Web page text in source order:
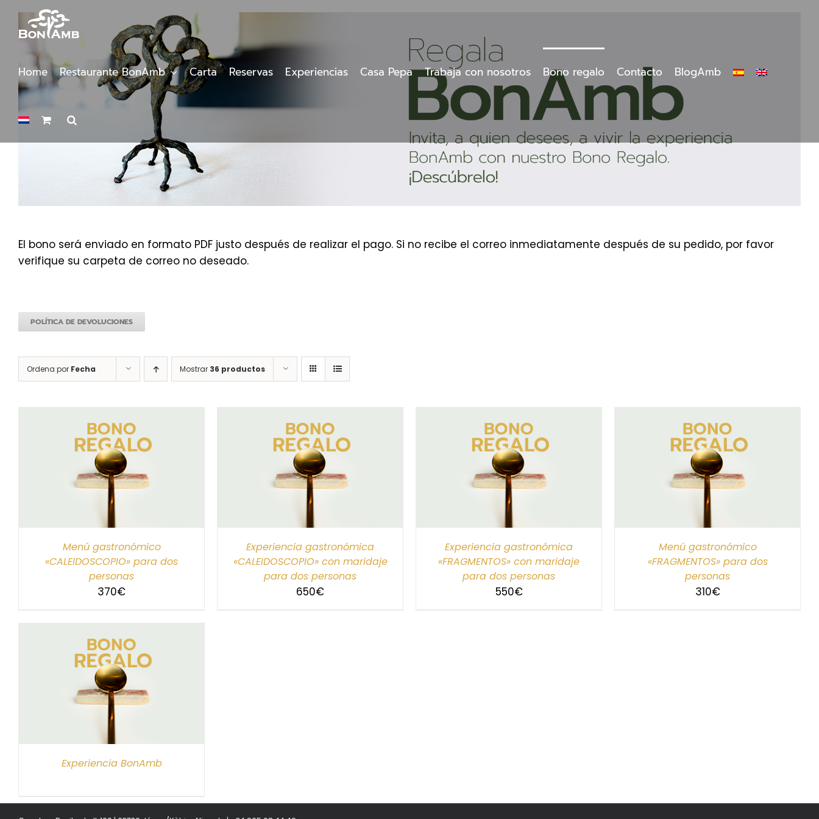
contenido
Home Restaurante BonAmb Carta Reservas Experiencias Casa Pepa Trabaja con nosotros Bono regalo Contacto BlogAmb
El bono será enviado en formato PDF justo después de realizar el pago. Si no recibe el correo inmediatamente después de su pedido, por favor
verifique su carpeta de correo no deseado.
POLÍTICA DE DEVOLUCIONES
Ordena por Fecha Mostrar 36 productos
Menú gastronómico
«CALEIDOSCOPIO» para dos
personas
370€
SELECCIONAR IMPORTE
Experiencia gastronómica
«CALEIDOSCOPIO» con maridaje
para dos personas
650€
SELECCIONAR IMPORTE
Experiencia gastronómica
«FRAGMENTOS» con maridaje
para dos personas
550€
SELECCIONAR IMPORTE
Menú gastronómico
«FRAGMENTOS» para dos
personas
310€
Experiencia BonAmb